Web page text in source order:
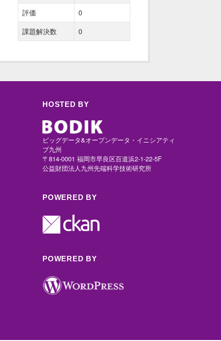
評価
0
課題解決数
0
HOSTED BY
ビッグデータ&オープンデータ・イニシアティ
ブ九州
〒814-0001 福岡市早良区百道浜2-1-22-5F
公益財団法人九州先端科学技術研究所
POWERED BY
POWERED BY